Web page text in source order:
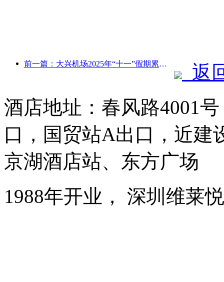
前一篇：大兴机场2025年“十一”假期累计运送旅客130万余人次
返
酒店地址：春风路4001
口，国贸站A出口，近建
京湖酒店站、东方广场
1988年开业， 深圳维